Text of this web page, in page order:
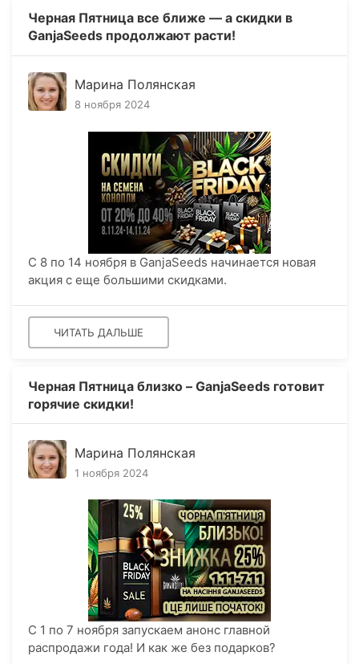
​Черная Пятница все ближе — а скидки в
GanjaSeeds продолжают расти!
Марина Полянская
8 ноября 2024
С 8 по 14 ноября в GanjaSeeds начинается новая
акция с еще большими скидками.
ЧИТАТЬ ДАЛЬШЕ
Черная Пятница близко – GanjaSeeds готовит
горячие скидки!
Марина Полянская
1 ноября 2024
С 1 по 7 ноября запускаем анонс главной
распродажи года! И как же без подарков?